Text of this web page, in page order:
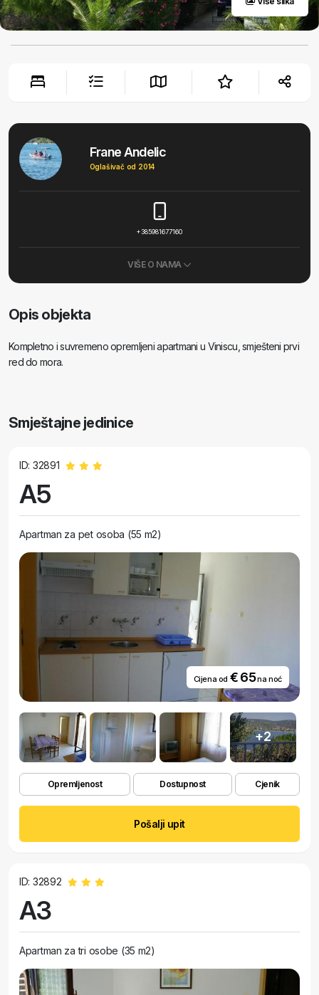
Frane Andelic
Oglašivač od 2014
+385981677160
VIŠE O NAMA
Opis objekta
Kompletno i suvremeno opremljeni apartmani u Viniscu, smješteni prvi
red do mora.
Smještajne jedinice
ID: 32891
A5
Apartman za pet osoba (55 m2)
Cijena od € 65na noć
+2
Opremljenost Dostupnost Cjenik
Pošalji upit
ID: 32892
A3
Apartman za tri osobe (35 m2)